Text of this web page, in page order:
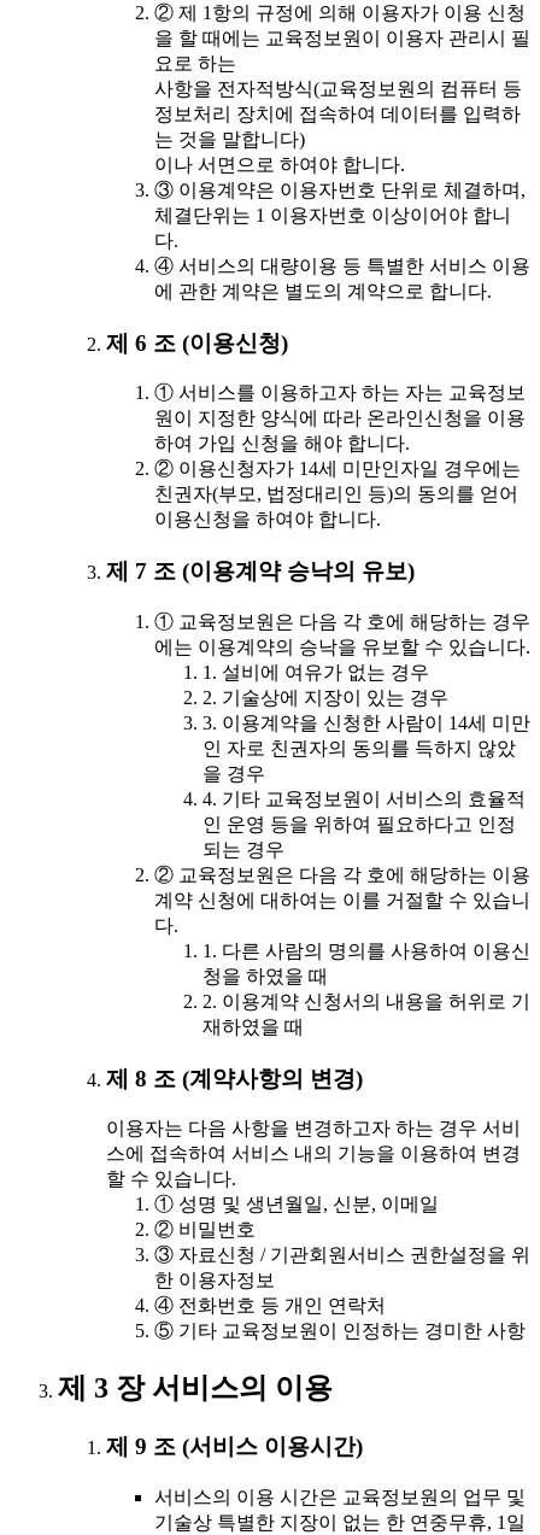
② 제 1항의 규정에 의해 이용자가 이용 신청
을 할 때에는 교육정보원이 이용자 관리시 필
요로 하는
사항을 전자적방식(교육정보원의 컴퓨터 등
정보처리 장치에 접속하여 데이터를 입력하
는 것을 말합니다)
이나 서면으로 하여야 합니다.
③ 이용계약은 이용자번호 단위로 체결하며,
체결단위는 1 이용자번호 이상이어야 합니
다.
④ 서비스의 대량이용 등 특별한 서비스 이용
에 관한 계약은 별도의 계약으로 합니다.
제 6 조 (이용신청)
① 서비스를 이용하고자 하는 자는 교육정보
원이 지정한 양식에 따라 온라인신청을 이용
하여 가입 신청을 해야 합니다.
② 이용신청자가 14세 미만인자일 경우에는
친권자(부모, 법정대리인 등)의 동의를 얻어
이용신청을 하여야 합니다.
제 7 조 (이용계약 승낙의 유보)
① 교육정보원은 다음 각 호에 해당하는 경우
에는 이용계약의 승낙을 유보할 수 있습니다.
1. 설비에 여유가 없는 경우
2. 기술상에 지장이 있는 경우
3. 이용계약을 신청한 사람이 14세 미만
인 자로 친권자의 동의를 득하지 않았
을 경우
4. 기타 교육정보원이 서비스의 효율적
인 운영 등을 위하여 필요하다고 인정
되는 경우
② 교육정보원은 다음 각 호에 해당하는 이용
계약 신청에 대하여는 이를 거절할 수 있습니
다.
1. 다른 사람의 명의를 사용하여 이용신
청을 하였을 때
2. 이용계약 신청서의 내용을 허위로 기
재하였을 때
제 8 조 (계약사항의 변경)
이용자는 다음 사항을 변경하고자 하는 경우 서비
스에 접속하여 서비스 내의 기능을 이용하여 변경
할 수 있습니다.
① 성명 및 생년월일, 신분, 이메일
② 비밀번호
③ 자료신청 / 기관회원서비스 권한설정을 위
한 이용자정보
④ 전화번호 등 개인 연락처
⑤ 기타 교육정보원이 인정하는 경미한 사항
제 3 장 서비스의 이용
제 9 조 (서비스 이용시간)
서비스의 이용 시간은 교육정보원의 업무 및
기술상 특별한 지장이 없는 한 연중무휴, 1일